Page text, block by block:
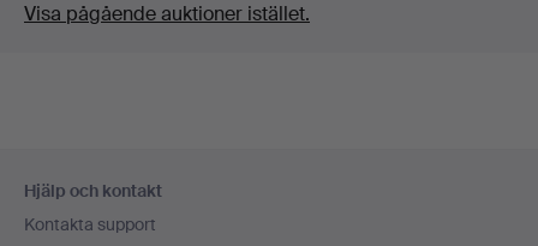
Visa pågående auktioner istället.
Hjälp och kontakt
Kontakta support